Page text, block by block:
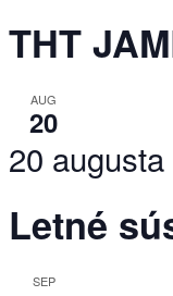
THT
AUG
20
20 augusta
Letné
SEP